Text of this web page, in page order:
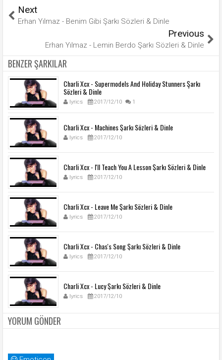
Next
Erhan Yılmaz - Benim Gibi Şarkı Sözleri & Dinle
Previous
Erhan Yılmaz - Lemin Berdo Şarkı Sözleri & Dinle
BENZER ŞARKILAR
Charli Xcx - Supermodels And Holiday Stunners Şarkı
Sözleri & Dinle
lyrics 2017/12/10 1
Charli Xcx - Machines Şarkı Sözleri & Dinle
lyrics 2017/12/10
Charli Xcx - I'll Teach You A Lesson Şarkı Sözleri & Dinle
lyrics 2017/12/10
Charli Xcx - Leave Me Şarkı Sözleri & Dinle
lyrics 2017/12/10
Charli Xcx - Chas's Song Şarkı Sözleri & Dinle
lyrics 2017/12/10
Charli Xcx - Lucy Şarkı Sözleri & Dinle
lyrics 2017/12/10
YORUM GÖNDER